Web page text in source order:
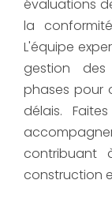
évaluations
la
L'équipe
gestion
phases pour
délais.
contribuant
construction